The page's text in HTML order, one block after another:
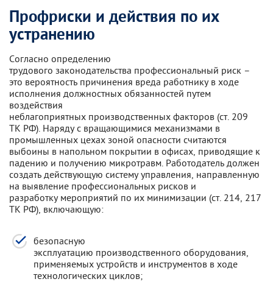
Профриски и действия по их
устранению
Согласно определению
трудового законодательства профессиональный риск –
это вероятность причинения вреда работнику в ходе
исполнения должностных обязанностей путем
воздействия
неблагоприятных производственных факторов (ст. 209
ТК РФ). Наряду с вращающимися механизмами в
промышленных цехах зоной опасности считаются
выбоины в напольном покрытии в офисах, приводящие к
падению и получению микротравм. Работодатель должен
создать действующую систему управления, направленную
на выявление профессиональных рисков и
разработку мероприятий по их минимизации (ст. 214, 217
ТК РФ), включающую:
безопасную
эксплуатацию производственного оборудования,
применяемых устройств и инструментов в ходе
технологических циклов;